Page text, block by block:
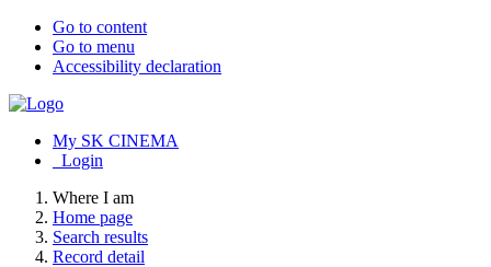
Go to content
Go to menu
Accessibility declaration
My SK CINEMA
Login
Where I am
Home page
Search results
Record detail